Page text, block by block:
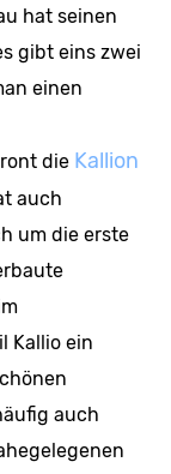
hat seinen
gibt eins zwei
einen
die Kallion
auch
um die erste
Kallio ein
auch